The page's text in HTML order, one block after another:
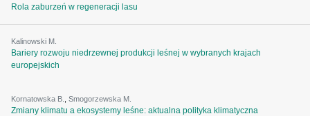
Rola zaburzeń w regeneracji lasu
Kalinowski M.
Bariery rozwoju niedrzewnej produkcji leśnej w wybranych krajach
europejskich
Kornatowska B. Smogorzewska M.
Zmiany klimatu a ekosystemy leśne: aktualna polityka klimatyczna